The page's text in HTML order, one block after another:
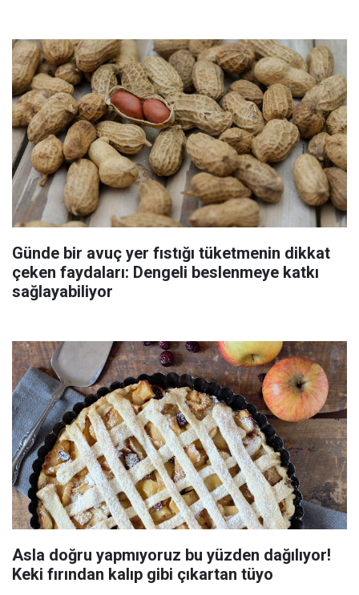
Günde bir avuç yer fıstığı tüketmenin dikkat
çeken faydaları: Dengeli beslenmeye katkı
sağlayabiliyor
Asla doğru yapmıyoruz bu yüzden dağılıyor!
Keki fırından kalıp gibi çıkartan tüyo